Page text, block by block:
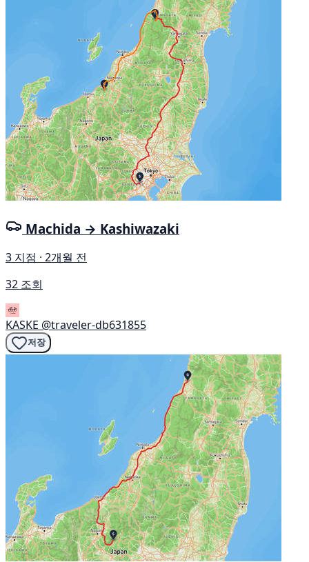
Machida → Kashiwazaki
3 지점 · 2개월 전
32 조회
KASKE @traveler-db631855
저장